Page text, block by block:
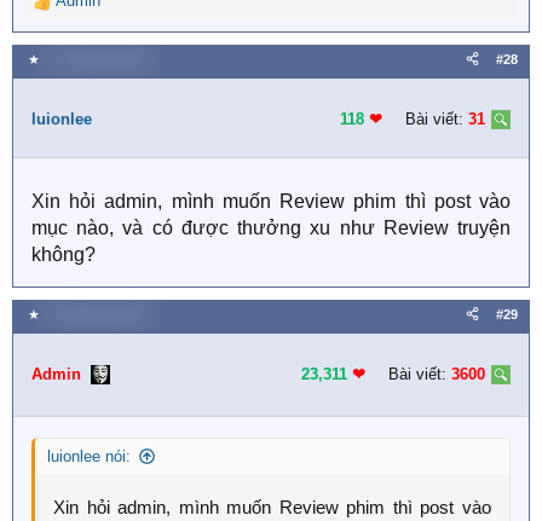
R
e
a
c
i
n
:
★ #28
luionlee 118 ❤︎ Bài viết: 31
Xin hỏi admin, mình muốn Review phim thì post vào
mục nào, và có được thưởng xu như Review truyện
không?
★ #29
Admin 23,311 ❤︎ Bài viết: 3600
luionlee nói:
Xin hỏi admin, mình muốn Review phim thì post vào